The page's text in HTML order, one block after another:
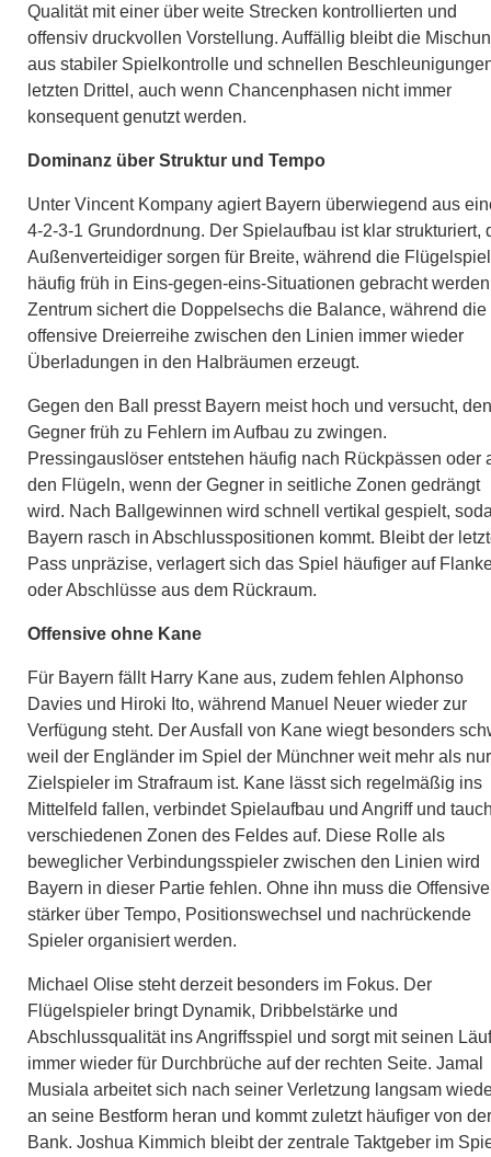
Qualität mit einer über weite Strecken kontrollierten und
offensiv druckvollen Vorstellung. Auffällig bleibt die
aus stabiler Spielkontrolle und schnellen
letzten Drittel, auch wenn Chancenphasen nicht immer
konsequent genutzt werden.
Dominanz über Struktur und Tempo
Unter Vincent Kompany agiert Bayern überwiegend aus
4-2-3-1 Grundordnung. Der Spielaufbau ist klar strukturiert,
Außenverteidiger sorgen für Breite, während die
häufig früh in Eins-gegen-eins-Situationen gebracht
Zentrum sichert die Doppelsechs die Balance, während die
offensive Dreierreihe zwischen den Linien immer wieder
Überladungen in den Halbräumen erzeugt.
Gegen den Ball presst Bayern meist hoch und versucht, den
Gegner früh zu Fehlern im Aufbau zu zwingen.
Pressingauslöser entstehen häufig nach Rückpässen oder
den Flügeln, wenn der Gegner in seitliche Zonen gedrängt
wird. Nach Ballgewinnen wird schnell vertikal gespielt,
Bayern rasch in Abschlusspositionen kommt. Bleibt der
Pass unpräzise, verlagert sich das Spiel häufiger auf
oder Abschlüsse aus dem Rückraum.
Offensive ohne Kane
Für Bayern fällt Harry Kane aus, zudem fehlen Alphonso
Davies und Hiroki Ito, während Manuel Neuer wieder zur
Verfügung steht. Der Ausfall von Kane wiegt besonders
weil der Engländer im Spiel der Münchner weit mehr als nur
Zielspieler im Strafraum ist. Kane lässt sich regelmäßig ins
Mittelfeld fallen, verbindet Spielaufbau und Angriff und
verschiedenen Zonen des Feldes auf. Diese Rolle als
beweglicher Verbindungsspieler zwischen den Linien wird
Bayern in dieser Partie fehlen. Ohne ihn muss die Offensive
stärker über Tempo, Positionswechsel und nachrückende
Spieler organisiert werden.
Michael Olise steht derzeit besonders im Fokus. Der
Flügelspieler bringt Dynamik, Dribbelstärke und
Abschlussqualität ins Angriffsspiel und sorgt mit seinen
immer wieder für Durchbrüche auf der rechten Seite. Jamal
Musiala arbeitet sich nach seiner Verletzung langsam
an seine Bestform heran und kommt zuletzt häufiger von der
Bank. Joshua Kimmich bleibt der zentrale Taktgeber im